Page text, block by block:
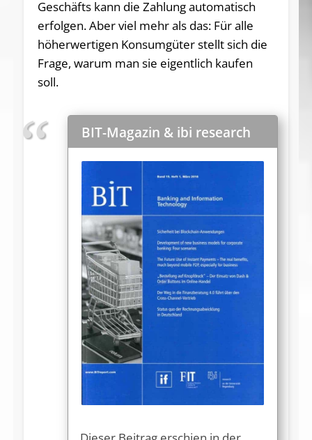
Geschäfts kann die Zahlung automatisch
erfolgen. Aber viel mehr als das: Für alle
höherwertigen Konsumgüter stellt sich die
Frage, warum man sie eigentlich kaufen
soll.
BIT-Magazin & ibi research